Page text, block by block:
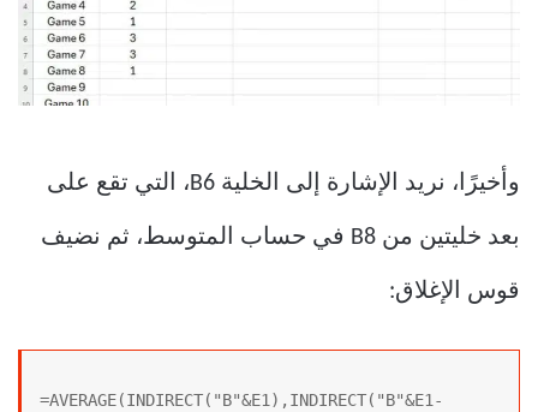
وأخيرًا، نريد الإشارة إلى الخلية B6، التي تقع على
بعد خليتين من B8 في حساب المتوسط، ثم نضيف
قوس الإغلاق:
=AVERAGE(INDIRECT("B"&E1),INDIRECT("B"&E1-